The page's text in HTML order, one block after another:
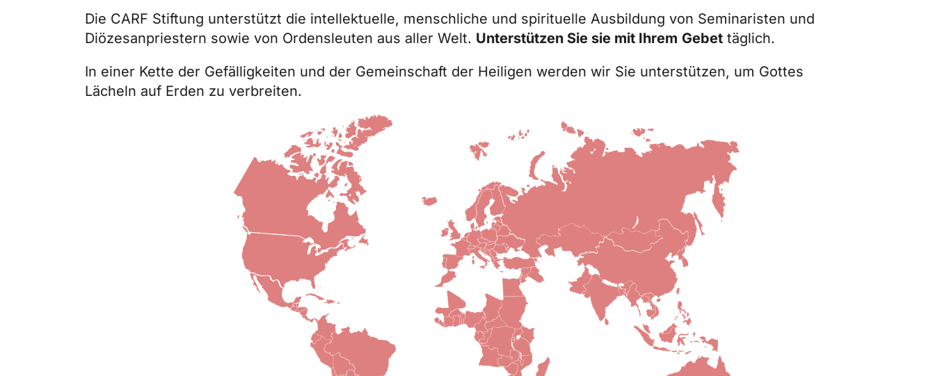
Die CARF Stiftung unterstützt die intellektuelle, menschliche und spirituelle Ausbildung von Seminaristen und
Diözesanpriestern sowie von Ordensleuten aus aller Welt. Unterstützen Sie sie mit Ihrem Gebet täglich.
In einer Kette der Gefälligkeiten und der Gemeinschaft der Heiligen werden wir Sie unterstützen, um Gottes
Lächeln auf Erden zu verbreiten.